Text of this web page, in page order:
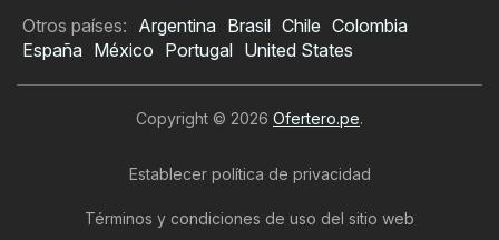
Otros países: Argentina Brasil Chile Colombia
España México Portugal United States
Copyright © 2026 Ofertero.pe.
Establecer política de privacidad
Términos y condiciones de uso del sitio web